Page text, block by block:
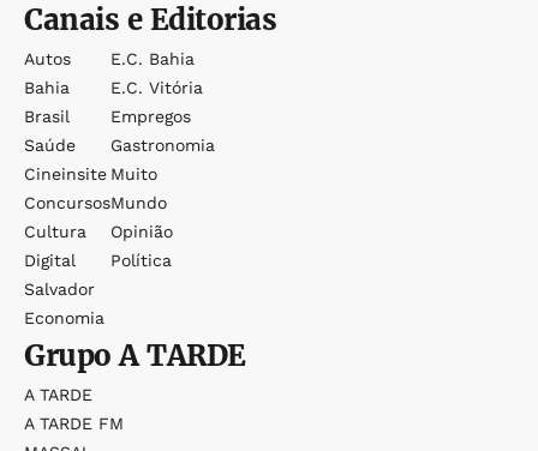
Canais e Editorias
Autos
Bahia
Brasil
Saúde
Cineinsite
Concursos
Cultura
Digital
Salvador
Economia
E.c. Bahia
E.c. Vitória
Empregos
Gastronomia
Muito
Mundo
Opinião
Política
GrupoA TARDE
A TARDE
A TARDE FM